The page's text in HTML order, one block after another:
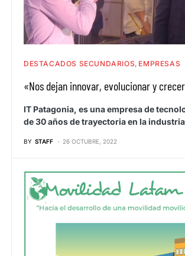
DESTACADOS SECUNDARIOS EMPRESAS
«Nos dejan innovar, evolucionar y
IT Patagonia, es una empresa de
de 30 años de trayectoria en la
BY STAFF 26 OCTUBRE, 2022